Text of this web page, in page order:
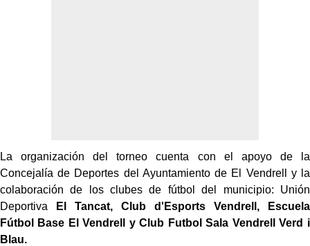
La organización del torneo cuenta con el apoyo de la
Concejalía de Deportes del Ayuntamiento de El Vendrell y la
colaboración de los clubes de fútbol del municipio: Unión
Deportiva
El Tancat, Club d'Esports Vendrell, Escuela
Fútbol Base El Vendrell y Club Futbol Sala Vendrell Verd i
Blau.